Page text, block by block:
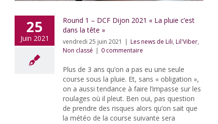
25
Juin 2021
Round 1 – DCF Dijon 2021 « La pluie c’est
dans la tête »
vendredi 25 juin 2021 | Les news de Lili, Lil'Viber,
Non classé | 0 commentaire
Plus de 3 ans qu’on a pas eu une seule
course sous la pluie. Et, sans « obligation »,
on a aussi tendance à faire l’impasse sur les
roulages où il pleut. Ben oui, pas question
de prendre des risques alors qu’on sait que
la météo de la course suivante sera